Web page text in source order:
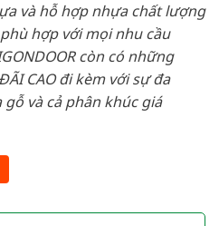
và hỗ hợp nhựa chất lượng
hợp với mọi nhu cầu
còn có những
CAO đi kèm với sự đa
và cả phân khúc giá